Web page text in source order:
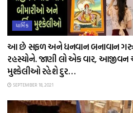
ધાર્મિક
આ છે સફળ અને ધનવાન બનાવાન
રહસ્યોને. જાણી લો એક વાર,
મુશ્કેલીઓ રહેશે દુર…
SEPTEMBER 18, 2021